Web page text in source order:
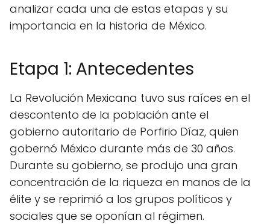
analizar cada una de estas etapas y su
importancia en la historia de México.
Etapa 1: Antecedentes
La Revolución Mexicana tuvo sus raíces en el
descontento de la población ante el
gobierno autoritario de Porfirio Díaz, quien
gobernó México durante más de 30 años.
Durante su gobierno, se produjo una gran
concentración de la riqueza en manos de la
élite y se reprimió a los grupos políticos y
sociales que se oponían al régimen.